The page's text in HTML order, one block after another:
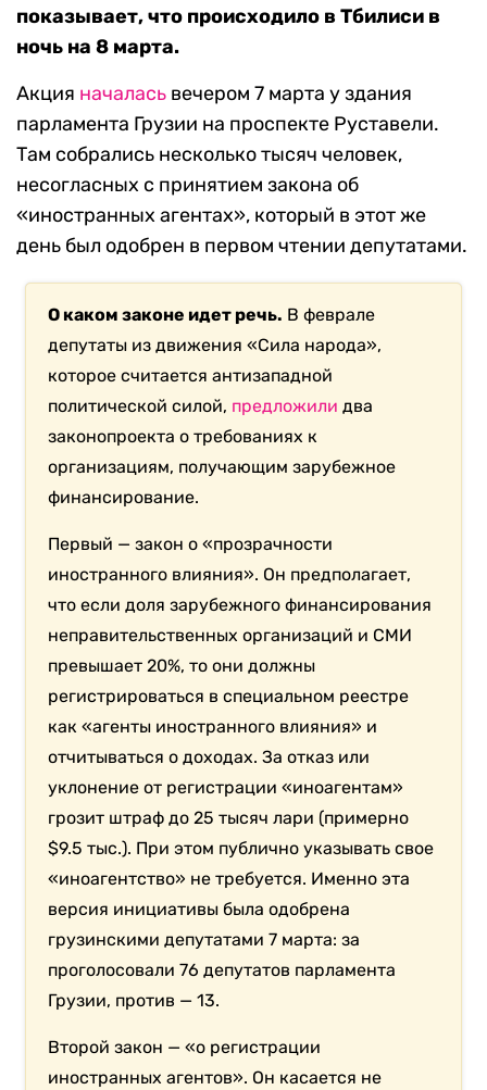
показывает, что происходило в Тбилиси в
ночь на 8 марта.
Акция началась вечером 7 марта у здания
парламента Грузии на проспекте Руставели.
Там собрались несколько тысяч человек,
несогласных с принятием закона об
«иностранных агентах», который в этот же
день был одобрен в первом чтении депутатами.
О каком законе идет речь. В феврале
депутаты из движения «Сила народа»,
которое считается антизападной
политической силой, предложили два
законопроекта о требованиях к
организациям, получающим зарубежное
финансирование.
Первый — закон о «прозрачности
иностранного влияния». Он предполагает,
что если доля зарубежного финансирования
неправительственных организаций и СМИ
превышает 20%, то они должны
регистрироваться в специальном реестре
как «агенты иностранного влияния» и
отчитываться о доходах. За отказ или
уклонение от регистрации «иноагентам»
грозит штраф до 25 тысяч лари (примерно
$9.5 тыс.). При этом публично указывать свое
«иноагентство» не требуется. Именно эта
версия инициативы была одобрена
грузинскими депутатами 7 марта: за
проголосовали 76 депутатов парламента
Грузии, против — 13.
Второй закон — «о регистрации
иностранных агентов». Он касается не